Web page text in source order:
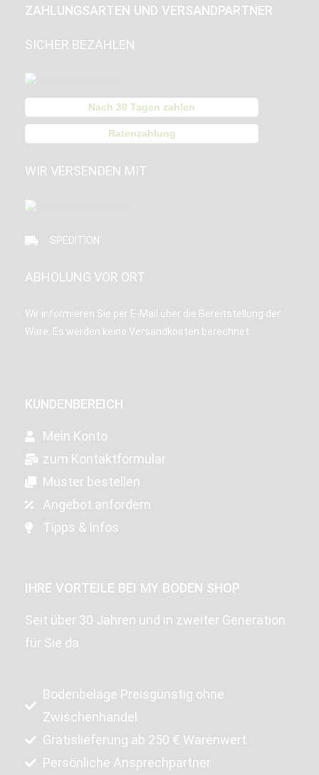
ZAHLUNGSARTEN UND VERSANDPARTNER
SICHER BEZAHLEN
Nach 30 Tagen zahlen
Ratenzahlung
WIR VERSENDEN MIT
SPEDITION
ABHOLUNG VOR ORT
Wir informieren Sie per E-Mail über die Bereitstellung der
Ware. Es werden keine Versandkosten berechnet.
KUNDENBEREICH
Mein Konto
zum Kontaktformular
Muster bestellen
Angebot anfordern
Tipps & Infos
IHRE VORTEILE BEI MY BODEN SHOP
Seit über 30 Jahren und in zweiter Generation
für Sie da
Bodenbeläge Preisgünstig ohne
Zwischenhandel
Gratislieferung ab 250 € Warenwert
Persönliche Ansprechpartner